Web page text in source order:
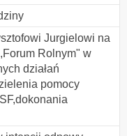
Jurgielowi na
Rolnym" w
działań
pomocy